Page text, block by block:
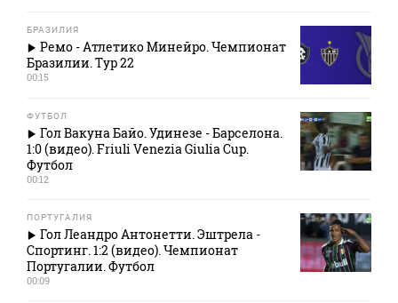
БРАЗИЛИЯ
Ремо - Атлетико Минейро. Чемпионат
Бразилии. Тур 22
00:15
ФУТБОЛ
Гол Вакуна Байо. Удинезе - Барселона.
1:0 (видео). Friuli Venezia Giulia Cup.
Футбол
00:12
ПОРТУГАЛИЯ
Гол Леандро Антонетти. Эштрела -
Спортинг. 1:2 (видео). Чемпионат
Португалии. Футбол
00:09